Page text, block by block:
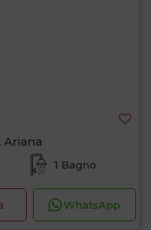
Ariana
1 Bagno
WhatsApp